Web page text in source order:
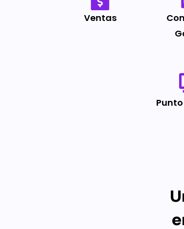
Ventas